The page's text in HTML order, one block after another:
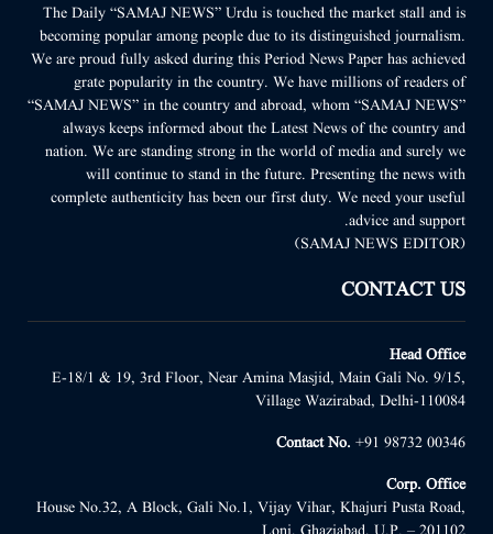
The Daily “SAMAJ NEWS” Urdu is touched the market stall and is
becoming popular among people due to its distinguished journalism.
We are proud fully asked during this Period News Paper has achieved
grate popularity in the country. We have millions of readers of
“SAMAJ NEWS” in the country and abroad, whom “SAMAJ NEWS”
always keeps informed about the Latest News of the country and
nation. We are standing strong in the world of media and surely we
will continue to stand in the future. Presenting the news with
complete authenticity has been our first duty. We need your useful
advice and support.
(SAMAJ NEWS EDITOR)
CONTACT US
Head Office
E-18/1 & 19, 3rd Floor, Near Amina Masjid, Main Gali No. 9/15,
Village Wazirabad, Delhi-110084
Contact No. +91 98732 00346
Corp. Office
House No.32, A Block, Gali No.1, Vijay Vihar, Khajuri Pusta Road,